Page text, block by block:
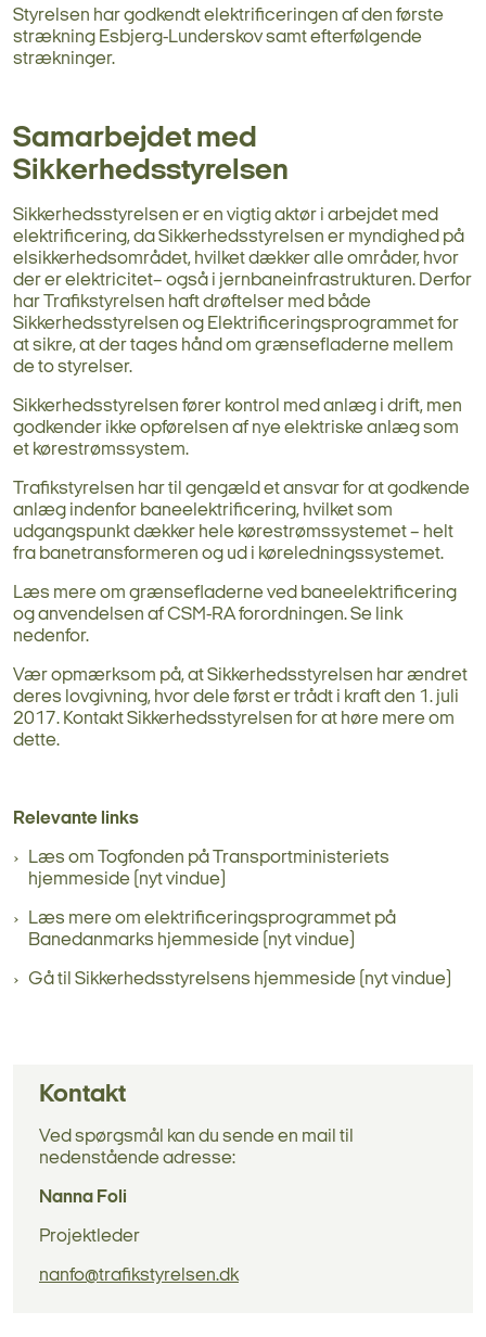
Styrelsen har godkendt elektrificeringen af den første
strækning Esbjerg-Lunderskov samt efterfølgende
strækninger.
Samarbejdet med
Sikkerhedsstyrelsen
Sikkerhedsstyrelsen er en vigtig aktør i arbejdet med
elektrificering, da Sikkerhedsstyrelsen er myndighed på
elsikkerhedsområdet, hvilket dækker alle områder, hvor
der er elektricitet– også i jernbaneinfrastrukturen. Derfor
har Trafikstyrelsen haft drøftelser med både
Sikkerhedsstyrelsen og Elektrificeringsprogrammet for
at sikre, at der tages hånd om grænsefladerne mellem
de to styrelser.
Sikkerhedsstyrelsen fører kontrol med anlæg i drift, men
godkender ikke opførelsen af nye elektriske anlæg som
et kørestrømssystem.
Trafikstyrelsen har til gengæld et ansvar for at godkende
anlæg indenfor baneelektrificering, hvilket som
udgangspunkt dækker hele kørestrømssystemet – helt
fra banetransformeren og ud i køreledningssystemet.
Læs mere om grænsefladerne ved baneelektrificering
og anvendelsen af CSM-RA forordningen. Se link
nedenfor.
Vær opmærksom på, at Sikkerhedsstyrelsen har ændret
deres lovgivning, hvor dele først er trådt i kraft den 1. juli
2017. Kontakt Sikkerhedsstyrelsen for at høre mere om
dette.
Relevante links
Læs om Togfonden på Transportministeriets
hjemmeside (nyt vindue)
Læs mere om elektrificeringsprogrammet på
Banedanmarks hjemmeside (nyt vindue)
Gå til Sikkerhedsstyrelsens hjemmeside (nyt vindue)
Kontakt
Ved spørgsmål kan du sende en mail til
nedenstående adresse:
Nanna Foli
Projektleder
nanfo@trafikstyrelsen.dk